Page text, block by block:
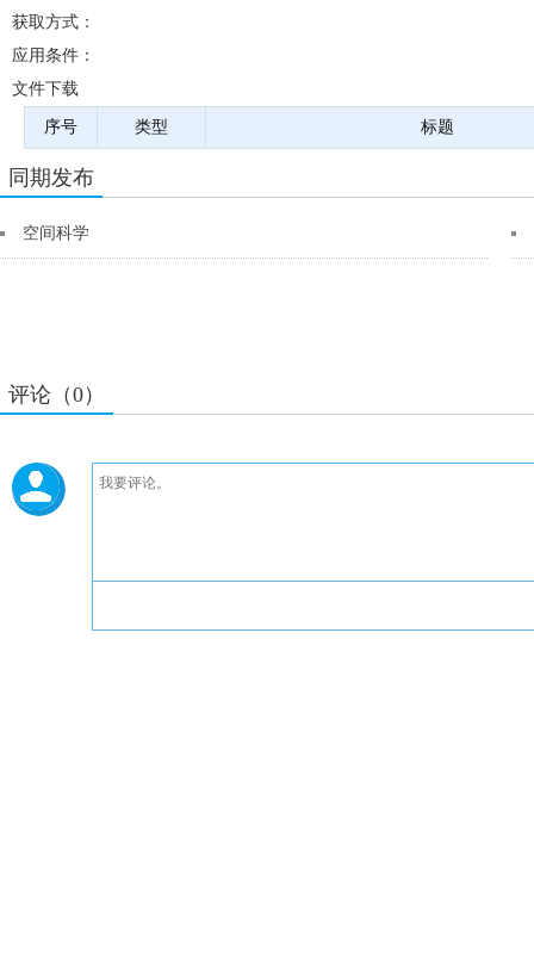
获取方式：
应用条件：
文件下载
序号 类型 标题
同期发布
空间科学
评论（0）